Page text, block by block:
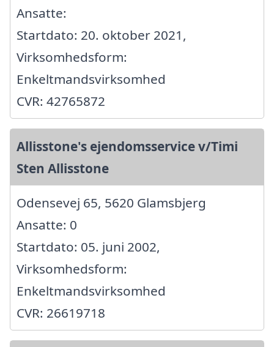
Ansatte:
Startdato: 20. oktober 2021,
Virksomhedsform:
Enkeltmandsvirksomhed
CVR: 42765872
Allisstone's ejendomsservice v/Timi
Sten Allisstone
Odensevej 65, 5620 Glamsbjerg
Ansatte: 0
Startdato: 05. juni 2002,
Virksomhedsform:
Enkeltmandsvirksomhed
CVR: 26619718